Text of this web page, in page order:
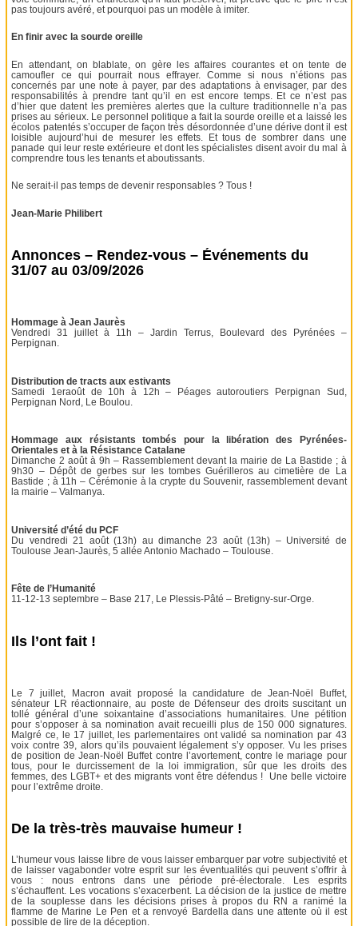
pas toujours avéré, et pourquoi pas un modèle à imiter.
En finir avec la sourde oreille
En attendant, on blablate, on gère les affaires courantes et on tente de
camoufler ce qui pourrait nous effrayer. Comme si nous n’étions pas
concernés par une note à payer, par des adaptations à envisager, par des
responsabilités à prendre tant qu’il en est encore temps. Et ce n’est pas
d’hier que datent les premières alertes que la culture traditionnelle n’a pas
prises au sérieux. Le personnel politique a fait la sourde oreille et a laissé les
écolos patentés s’occuper de façon très désordonnée d’une dérive dont il est
loisible aujourd’hui de mesurer les effets. Et tous de sombrer dans une
panade qui leur reste extérieure et dont les spécialistes disent avoir du mal à
comprendre tous les tenants et aboutissants.
Ne serait-il pas temps de devenir responsables ? Tous !
Jean-Marie Philibert
Annonces – Rendez-vous – Événements du
31/07 au 03/09/2026
Hommage à Jean Jaurès
Vendredi 31 juillet à 11h – Jardin Terrus, Boulevard des Pyrénées –
Perpignan.
Distribution de tracts aux estivants
Samedi 1eraoût de 10h à 12h – Péages autoroutiers Perpignan Sud,
Perpignan Nord, Le Boulou.
Hommage aux résistants tombés pour la libération des Pyrénées-
Orientales et à la Résistance Catalane
Dimanche 2 août à 9h – Rassemblement devant la mairie de La Bastide ; à
9h30 – Dépôt de gerbes sur les tombes Guérilleros au cimetière de La
Bastide ; à 11h – Cérémonie à la crypte du Souvenir, rassemblement devant
la mairie – Valmanya.
Université d’été du PCF
Du vendredi 21 août (13h) au dimanche 23 août (13h) – Université de
Toulouse Jean-Jaurès, 5 allée Antonio Machado – Toulouse.
Fête de l’Humanité
11-12-13 septembre – Base 217, Le Plessis-Pâté – Bretigny-sur-Orge.
Ils l’ont fait !
Le 7 juillet, Macron avait proposé la candidature de Jean-Noël Buffet,
sénateur LR réactionnaire, au poste de Défenseur des droits suscitant un
tollé général d’une soixantaine d’associations humanitaires. Une pétition
pour s’opposer à sa nomination avait recueilli plus de 150 000 signatures.
Malgré ce, le 17 juillet, les parlementaires ont validé sa nomination par 43
voix contre 39, alors qu’ils pouvaient légalement s’y opposer. Vu les prises
de position de Jean-Noël Buffet contre l’avortement, contre le mariage pour
tous, pour le durcissement de la loi immigration, sûr que les droits des
femmes, des LGBT+ et des migrants vont être défendus ! Une belle victoire
pour l’extrême droite.
De la très-très mauvaise humeur !
L’humeur vous laisse libre de vous laisser embarquer par votre subjectivité et
de laisser vagabonder votre esprit sur les éventualités qui peuvent s’offrir à
vous : nous entrons dans une période pré-électorale. Les esprits
s’échauffent. Les vocations s’exacerbent. La décision de la justice de mettre
de la souplesse dans les décisions prises à propos du RN a ranimé la
flamme de Marine Le Pen et a renvoyé Bardella dans une attente où il est
possible de lire de la déception.